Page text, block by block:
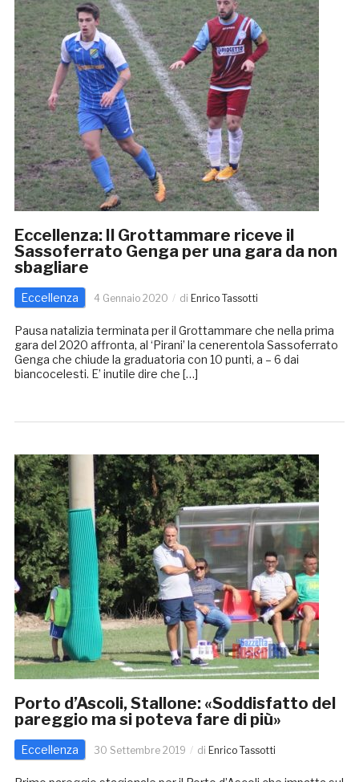
Eccellenza: Il Grottammare riceve il
Sassoferrato Genga per una gara da non
sbagliare
Eccellenza 4 Gennaio 2020 di Enrico Tassotti
Pausa natalizia terminata per il Grottammare che nella prima
gara del 2020 affronta, al ‘Pirani’ la cenerentola Sassoferrato
Genga che chiude la graduatoria con 10 punti, a – 6 dai
biancocelesti. E’ inutile dire che […]
Porto d’Ascoli, Stallone: «Soddisfatto del
pareggio ma si poteva fare di più»
Eccellenza 30 Settembre 2019 di Enrico Tassotti